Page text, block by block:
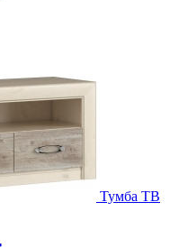
Тумба ТВ